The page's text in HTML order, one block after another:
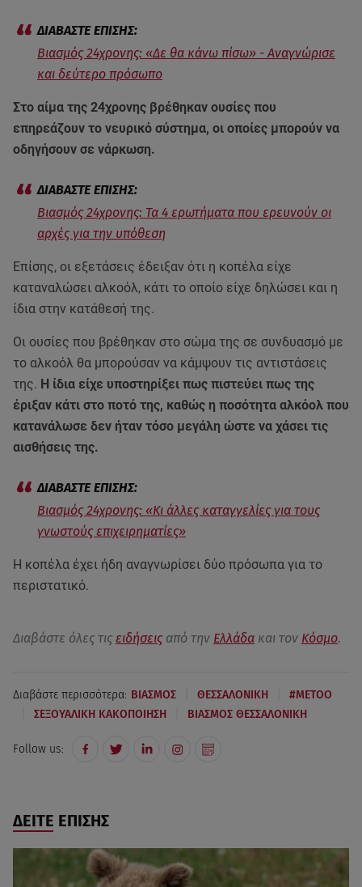
Βιασμός 24χρονης: «Δε θα κάνω πίσω» - Αναγνώρισε
και δεύτερο πρόσωπο
Στο αίμα της 24χρονης βρέθηκαν ουσίες που
επηρεάζουν το νευρικό σύστημα, οι οποίες μπορούν να
οδηγήσουν σε νάρκωση.
Βιασμός 24χρονης: Τα 4 ερωτήματα που ερευνούν οι
αρχές για την υπόθεση
Επίσης, οι εξετάσεις έδειξαν ότι η κοπέλα είχε
καταναλώσει αλκοόλ, κάτι το οποίο είχε δηλώσει και η
ίδια στην κατάθεσή της.
Οι ουσίες που βρέθηκαν στο σώμα της σε συνδυασμό με
το αλκοόλ θα μπορούσαν να κάμψουν τις αντιστάσεις
της. Η ίδια είχε υποστηρίξει πως πιστεύει πως της
έριξαν κάτι στο ποτό της, καθώς η ποσότητα αλκόολ που
κατανάλωσε δεν ήταν τόσο μεγάλη ώστε να χάσει τις
αισθήσεις της.
Βιασμός 24χρονης: «Κι άλλες καταγγελίες για τους
γνωστούς επιχειρηματίες»
Η κοπέλα έχει ήδη αναγνωρίσει δύο πρόσωπα για το
περιστατικό.
Διαβάστε όλες τις ειδήσεις από την Ελλάδα και τον Κόσμο.
Διαβάστε περισσότερα: ΒΙΑΣΜΟΣ ΘΕΣΣΑΛΟΝΙΚΗ #METOO
ΣΕΞΟΥΑΛΙΚΗ ΚΑΚΟΠΟΙΗΣΗ ΒΙΑΣΜΟΣ ΘΕΣΣΑΛΟΝΙΚΗ
Follow us:
ΔΕΙΤΕ ΕΠΙΣΗΣ